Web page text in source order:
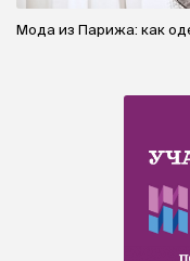
Мода из Парижа: как